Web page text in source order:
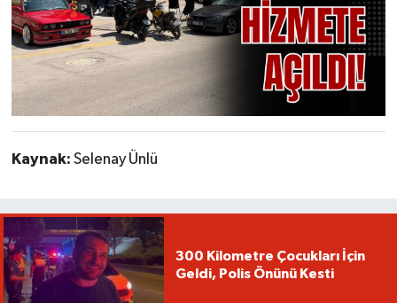
Kaynak: Selenay Ünlü
300 Kilometre Çocukları İçin
Geldi, Polis Önünü Kesti